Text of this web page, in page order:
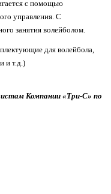
с помощью
управления. С
занятия волейболом.
для волейбола,
и т.д.)
Компании «Три-С» по